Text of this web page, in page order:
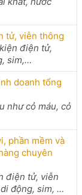
tử, viễn thông
điện tử,
sim,…
doanh tổng
như cỏ máu, cỏ
phần mềm và
chuyên
điện tử, viễn
động, sim, …